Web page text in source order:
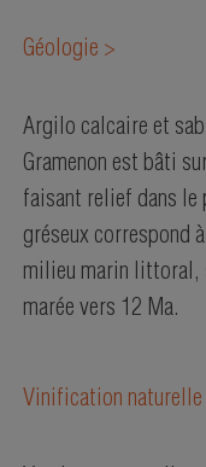
Géologie >
Argilo calcaire et
Gramenon est bâti
faisant relief dans le
gréseux correspond
milieu marin littoral,
marée vers 12 Ma.
Vinification naturelle